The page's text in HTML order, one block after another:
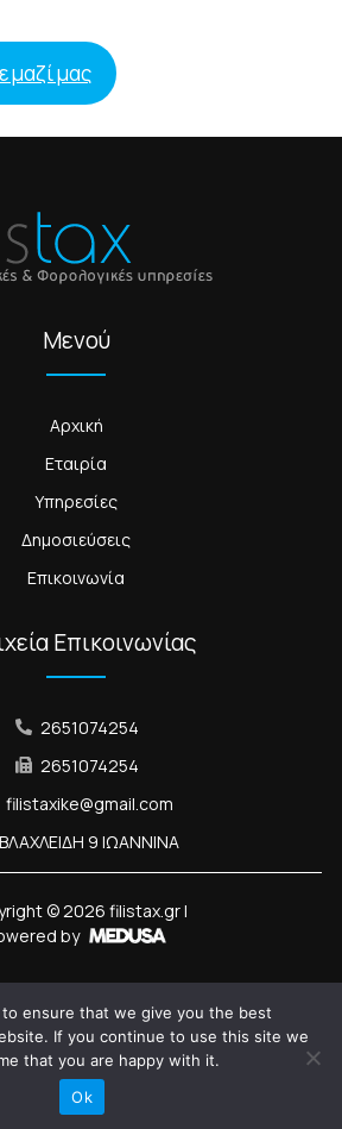
μαζί μας
Μενού
Αρχική
Εταιρία
Υπηρεσίες
Δημοσιεύσεις
Επικοινωνία
Επικοινωνίας
2651074254
2651074254
filistaxike@gmail.com
ΒΛΑΧΛΕΙΔΗ 9 ΙΩΑΝΝΙΝΑ
© 2026 filistax.gr |
by
to ensure that we give you the best
If you continue to use this site we
that you are happy with it.
Ok